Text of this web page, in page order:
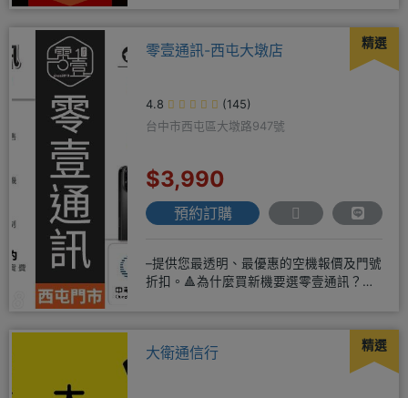
精選
零壹通訊-西屯大墩店
4.8
(145)
台中市西屯區大墩路947號
$3,990
預約訂購
–提供您最透明、最優惠的空機報價及門號
折扣。🔺為什麼買新機要選零壹通訊？
精選
大衛通信行